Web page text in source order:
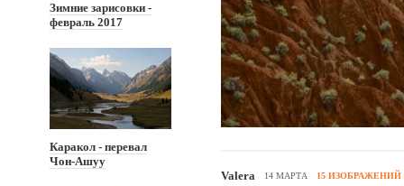
Зимние зарисовки -
февраль 2017
Каракол - перевал
Чон-Ашуу
Valera 14 МАРТА 15 ИЗОБРАЖЕНИЙ